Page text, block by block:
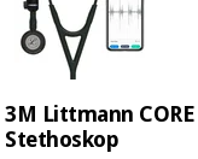
3M Littmann
Stethoskop